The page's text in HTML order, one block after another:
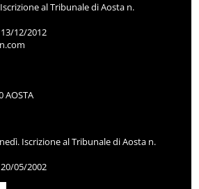
al Tribunale di Aosta n.
12/2012
AOSTA
Iscrizione al Tribunale di Aosta n.
05/2002